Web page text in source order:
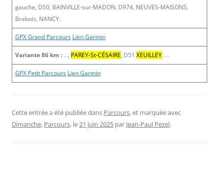
gauche, D50, BAINVILLE-sur-MADON, D974, NEUVES-MAISONS,
Brabois, NANCY.
GPX Grand Parcours Lien Garmin
Variante 86 km : …, PAREY-St-CÉSAIRE, D51 XEUILLEY, …
GPX Petit Parcours Lien Garmin
Cette entrée a été publiée dans Parcours, et marquée avec
Dimanche, Parcours, le21 juin 2025 par Jean-Paul Pezel.